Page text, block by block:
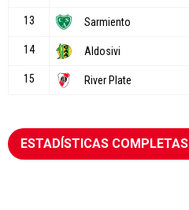
ESTADÍSTICAS COMPLETAS